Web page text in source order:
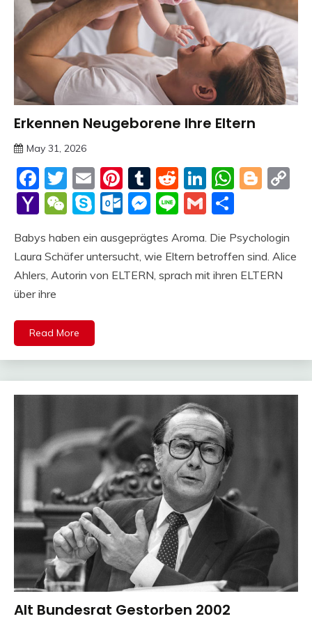
Trends
Erkennen Neugeborene Ihre Eltern
May 31, 2026
Facebook
Twitter
EmailPinterest
Tumblr
Reddit
LinkedIn
Yahoo
WeChat
SkypeOutlook.com
Messenger
LineGmail
Babys haben ein ausgeprägtes Aroma. Die Psychologin
Laura Schäfer untersucht, wie Eltern betroffen sind. Alice
Ahlers, Autorin von ELTERN, sprach mit ihren ELTERN
über ihre
Read More
Trends
Alt Bundesrat Gestorben 2002